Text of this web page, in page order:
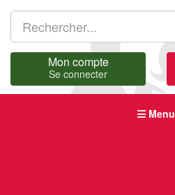
Mon compte
Se connecter
Menu